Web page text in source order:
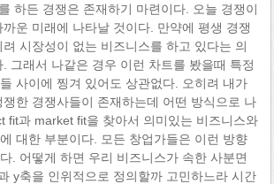
하든 경쟁은 존재하기 마련이다. 오늘 경쟁이
운 미래에 나타날 것이다. 만약에 평생 경쟁
시장성이 없는 비즈니스를 하고 있다는 의
그래서 나같은 경우 이런 차트를 봤을때 특정
사이에 찡겨 있어도 상관없다. 오히려 내가
한 경쟁사들이 존재하는데 어떤 방식으로 나
fit과 market fit을 찾아서 의미있는 비즈니스와
대한 부분이다. 모든 창업가들은 이런 방향
. 어떻게 하면 우리 비즈니스가 속한 사분면
y축을 인위적으로 정의할까 고민하느라 시간